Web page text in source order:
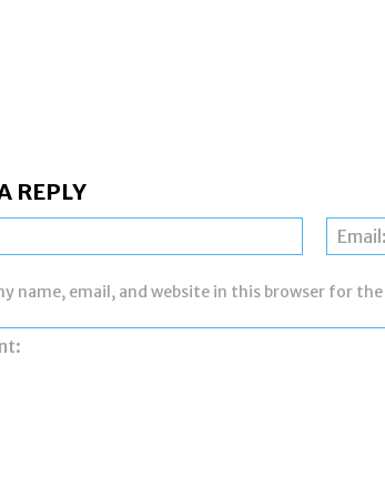
REPLY
Name:*
name, email, and website in this browser for